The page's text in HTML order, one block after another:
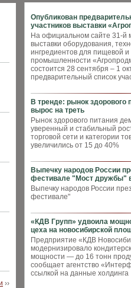
Опубликован
участников выставки
На официальном сайте 31-й
выставки оборудования,
ингредиентов для пищевой
промышленности
состоится 28 сентября – 1
предварительный список
В тренде: рынок здорового
вырос на треть
Рынок здорового питания
уверенный и стабильный
торговой сети и категории
увеличились от 15 до 40%
Выпечку народов России
фестивале "Мост дружбы"
Выпечку народов России
фестивале"
«КДВ Групп» удвоила
цеха на новосибирской
Предприятие «КДВ
модернизировало
мощности — до 16 тонн
сообщает агентство
ссылкой на данные холдинга
››